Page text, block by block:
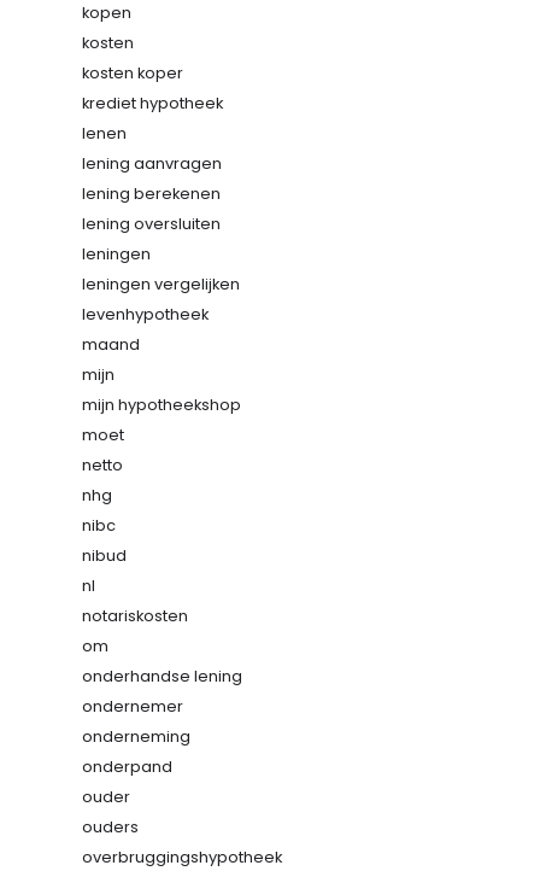
kopen
kosten
kosten koper
krediet hypotheek
lenen
lening aanvragen
lening berekenen
lening oversluiten
leningen
leningen vergelijken
levenhypotheek
maand
mijn
mijn hypotheekshop
moet
netto
nhg
nibc
nibud
nl
notariskosten
om
onderhandse lening
ondernemer
onderneming
onderpand
ouder
ouders
overbruggingshypotheek